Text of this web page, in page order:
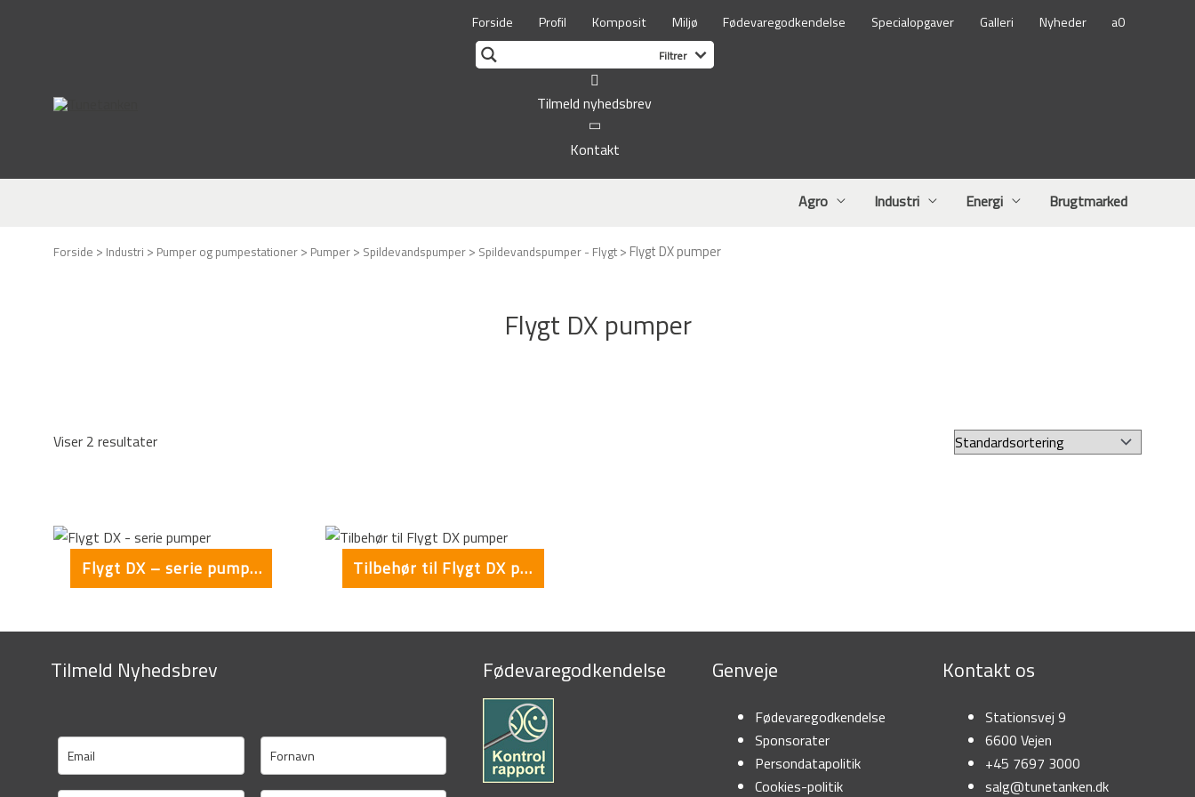
Forside Profil Komposit Miljø Fødevaregodkendelse Specialopgaver Galleri Nyheder
Tilmeld nyhedsbrev
Kontakt
Agro Industri Energi Brugtmarked
Forside > Industri > Pumper og pumpestationer > Pumper > Spildevandspumper > Spildevandspumper - Flygt > Flygt DX pumper
Flygt DX pumper
Viser 2 resultater
Flygt DX – serie pumper Tilbehør til Flygt DX pumper
Tilmeld Nyhedsbrev Fødevaregodkendelse Genveje
Fødevaregodkendelse
Sponsorater
Persondatapolitik
Cookies-politik
Kontakt os
Stationsvej 9
6600 Vejen
+45 7697 3000
salg@tunetanken.dk